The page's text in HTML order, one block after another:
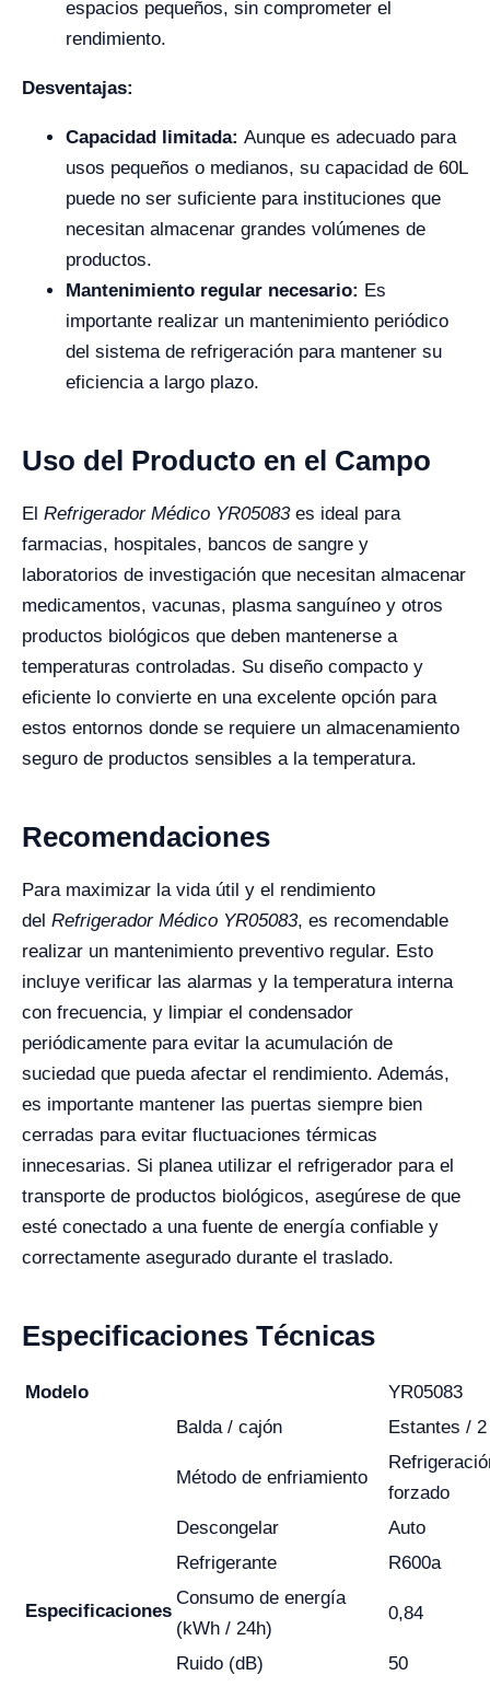
espacios pequeños, sin comprometer el
rendimiento.
Desventajas:
Capacidad limitada: Aunque es adecuado para
usos pequeños o medianos, su capacidad de 60L
puede no ser suficiente para instituciones que
necesitan almacenar grandes volúmenes de
productos.
Mantenimiento regular necesario: Es
importante realizar un mantenimiento periódico
del sistema de refrigeración para mantener su
eficiencia a largo plazo.
Uso del Producto en el Campo
El Refrigerador Médico YR05083es ideal para
farmacias, hospitales, bancos de sangre y
laboratorios de investigación que necesitan almacenar
medicamentos, vacunas, plasma sanguíneo y otros
productos biológicos que deben mantenerse a
temperaturas controladas. Su diseño compacto y
eficiente lo convierte en una excelente opción para
estos entornos donde se requiere un almacenamiento
seguro de productos sensibles a la temperatura.
Recomendaciones
Para maximizar la vida útil y el rendimiento
del Refrigerador Médico YR05083, es recomendable
realizar un mantenimiento preventivo regular. Esto
incluye verificar las alarmas y la temperatura interna
con frecuencia, y limpiar el condensador
periódicamente para evitar la acumulación de
suciedad que pueda afectar el rendimiento. Además,
es importante mantener las puertas siempre bien
cerradas para evitar fluctuaciones térmicas
innecesarias. Si planea utilizar el refrigerador para el
transporte de productos biológicos, asegúrese de que
esté conectado a una fuente de energía confiable y
correctamente asegurado durante el traslado.
Especificaciones Técnicas
Modelo YR05083
Especificaciones
Balda / cajón Estantes / 2
Método de enfriamiento
forzado
Descongelar
Auto
Refrigerante
R600a
Consumo de energía
(kWh / 24h)
0,84
Ruido (dB)
50